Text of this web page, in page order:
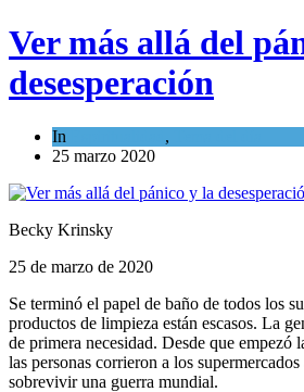
Ver más allá del
desesperación
In ,
25 marzo 2020
Becky Krinsky
25 de marzo de 2020
Se terminó el papel de baño de todos los
productos de limpieza están escasos. La
de primera necesidad. Desde que empezó
las personas corrieron a los
sobrevivir una guerra mundial.